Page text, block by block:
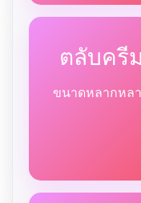
ตลับครีม
ขนาดหลากหล